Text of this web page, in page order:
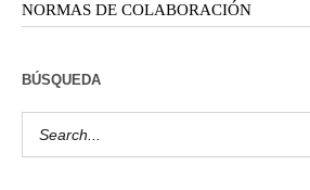
NORMAS DE COLABORACIÓN
BÚSQUEDA